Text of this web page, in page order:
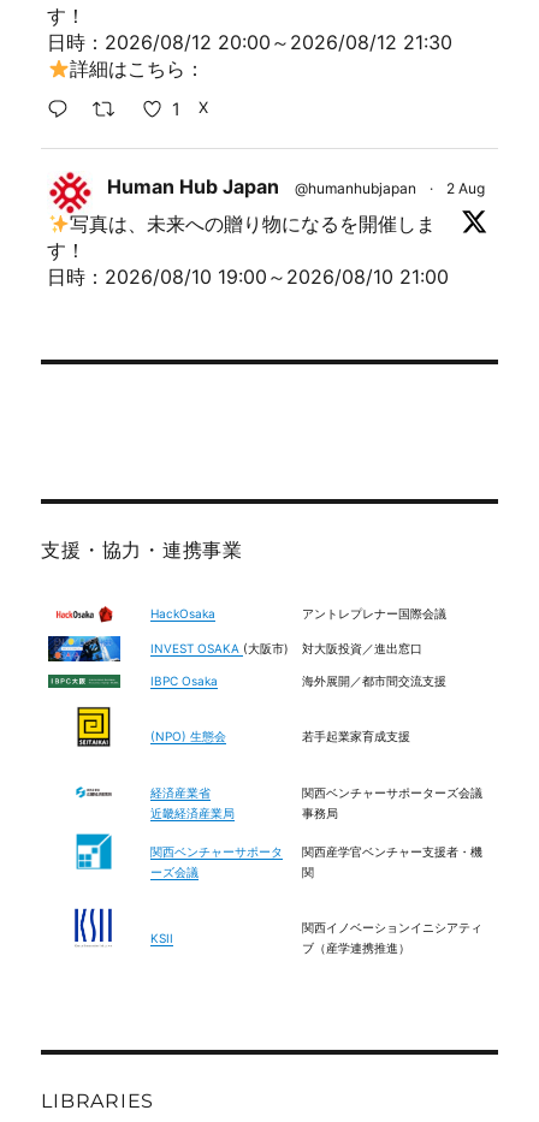
す！
日時：2026/08/12 20:00～2026/08/12 21:30
詳細はこちら：
1 X
Human Hub Japan @humanhubjapan · 2 Aug
写真は、未来への贈り物になるを開催しま
す！
日時：2026/08/10 19:00～2026/08/10 21:00
を開催します！
Human Hub Japan
31 Jul
Kids Art Labを開催します！
日時：2026/08/08 14:00～2026/08/08 15:00
詳細はこちら：
https://www.instagram.com/kids_art_lab5.6
支援・協力・連携事業
HackOsaka アントレプレナー国際会議
INVEST OSAKA (大阪市) 対大阪投資／進出窓口
IBPC Osaka 海外展開／都市間交流支援
(NPO) 生態会 若手起業家育成支援
経済産業省
近畿経済産業局
関西ベンチャーサポーターズ会議
事務局
関西ベンチャーサポータ
ーズ会議
関西産学官ベンチャー支援者・機
関
KSII
関西イノベーションイニシアティ
ブ（産学連携推進）
LIBRARIES